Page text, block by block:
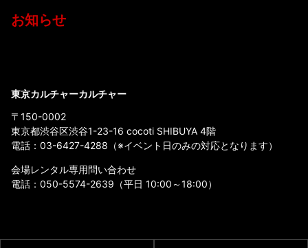
お知らせ
東京カルチャーカルチャー
〒150-0002
東京都渋谷区渋谷1-23-16 cocoti SHIBUYA 4階
電話： 03-6427-4288 （※イベント日のみの対応となります）
会場レンタル専用問い合わせ
電話： 050-5574-2639 （平日 10:00～18:00）